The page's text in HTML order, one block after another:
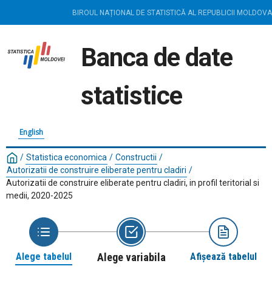
BIROUL NAȚIONAL DE STATISTICĂ AL REPUBLICII MOLDOVA
Banca de date
statistice
English
/ Statistica economica / Constructii /
Autorizatii de construire eliberate pentru cladiri /
Autorizatii de construire eliberate pentru cladiri, in profil teritorial si
medii, 2020-2025
Alege tabelul Alege variabila Afișează tabelul